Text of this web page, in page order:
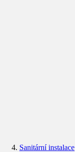
Sanitární instalace